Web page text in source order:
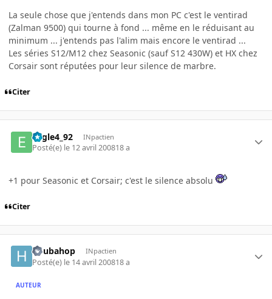
La seule chose que j'entends dans mon PC c'est le ventirad
(Zalman 9500) qui tourne à fond ... même en le réduisant au
minimum ... j'entends pas l'alim mais encore le ventirad ...
Les séries S12/M12 chez Seasonic (sauf S12 430W) et HX chez
Corsair sont réputées pour leur silence de marbre.
Citer
Eagle4_92 INpactien
Posté(e) le 12 avril 200818 a
+1 pour Seasonic et Corsair; c'est le silence absolu
Citer
houbahop INpactien
Posté(e) le 14 avril 200818 a
AUTEUR